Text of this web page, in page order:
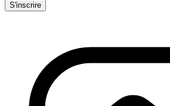
S'inscrire